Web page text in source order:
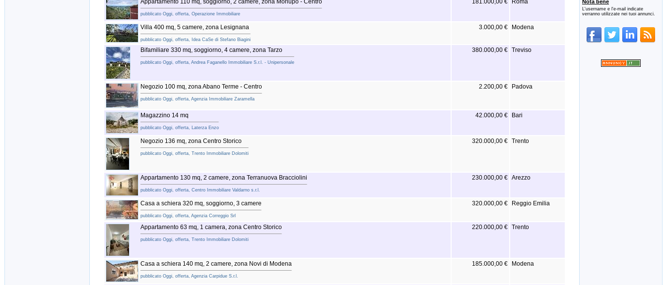
Appartamento 110 mq, soggiorno, 2 camere, zona Morlupo - Centro
pubblicato Oggi, offerta, Operazione Immobiliare
181.000,00 € Roma
Villa 400 mq, 5 camere, zona Lesignana
pubblicato Oggi, offerta, Idea CaSe di Stefano Biagini
3.000,00 € Modena
Bifamiliare 330 mq, soggiorno, 4 camere, zona Tarzo
pubblicato Oggi, offerta, Andrea Faganello Immobiliare S.r.l. - Unipersonale
380.000,00 € Treviso
Negozio 100 mq, zona Abano Terme - Centro
pubblicato Oggi, offerta, Agenzia Immobiliare Zaramella
2.200,00 € Padova
Magazzino 14 mq
pubblicato Oggi, offerta, Laterza Enzo
42.000,00 € Bari
Negozio 136 mq, zona Centro Storico
pubblicato Oggi, offerta, Trento Immobiliare Dolomiti
320.000,00 € Trento
Appartamento 130 mq, 2 camere, zona Terranuova Bracciolini
pubblicato Oggi, offerta, Centro Immobiliare Valdarno s.r.l.
230.000,00 € Arezzo
Casa a schiera 320 mq, soggiorno, 3 camere
pubblicato Oggi, offerta, Agenzia Correggio Srl
320.000,00 € Reggio Emilia
Appartamento 63 mq, 1 camera, zona Centro Storico
pubblicato Oggi, offerta, Trento Immobiliare Dolomiti
220.000,00 € Trento
Casa a schiera 140 mq, 2 camere, zona Novi di Modena
pubblicato Oggi, offerta, Agenzia Carpidue S.r.l.
185.000,00 € Modena
Nota bene
L'username e l'e-mail indicate
verranno utilizzate nei tuoi annunci.